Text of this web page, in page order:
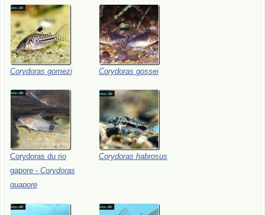
Corydoras gomezi Corydoras gossei
Corydoras du rio
gapore - Corydoras
guapore
Corydoras habrosus